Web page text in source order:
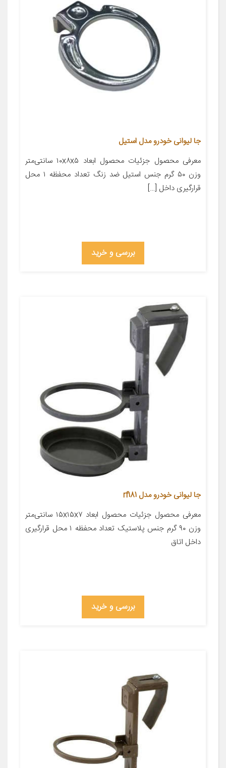
جا لیوانی خودرو مدل استیل
معرفی محصول جزئیات محصول ابعاد ۱۰x۸x۵ سانتی‌متر
وزن ۵۰ گرم جنس استیل ضد زنگ تعداد محفظه ۱ محل
قرارگیری داخل […]
بررسی و خرید
جا لیوانی خودرو مدل rf181
معرفی محصول جزئیات محصول ابعاد ۱۵x۱۵x۷ سانتی‌متر
وزن ۹۰ گرم جنس پلاستیک تعداد محفظه ۱ محل قرارگیری
داخل اتاق
بررسی و خرید